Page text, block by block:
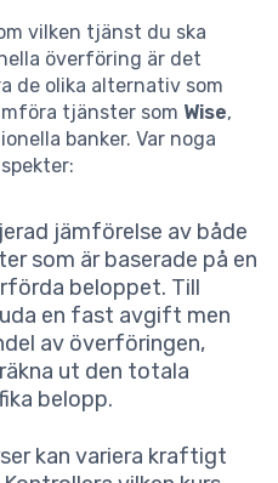
vilken tjänst du ska
överföring är det
de olika alternativ som
tjänster som Wise,
banker. Var noga
jämförelse av både
som är baserade på en
beloppet. Till
en fast avgift men
av överföringen,
ut den totala
belopp.
kan variera kraftigt